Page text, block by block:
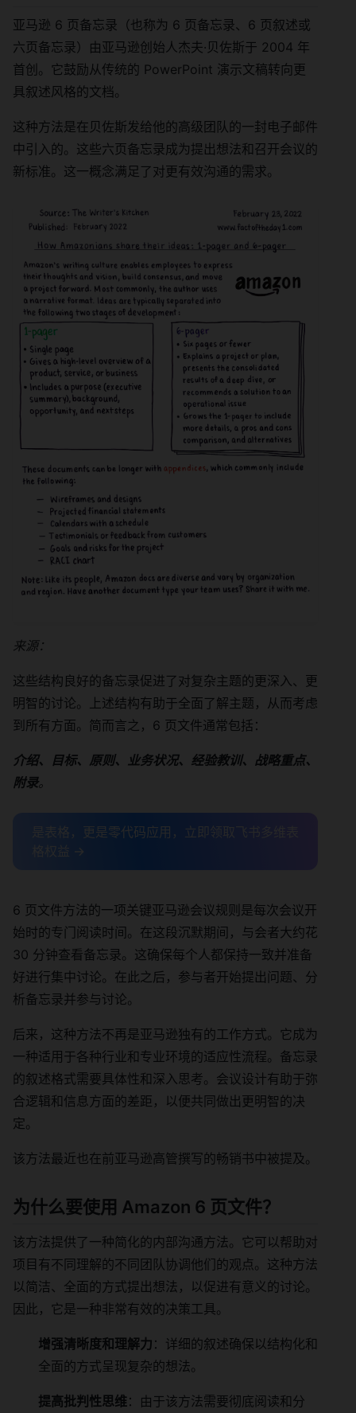
亚马逊 6 页备忘录（也称为 6 页备忘录、6 页叙述或
六页备忘录）由亚马逊创始人杰夫·贝佐斯于 2004 年
首创。它鼓励从传统的 PowerPoint 演示文稿转向更
具叙述风格的文档。
这种方法是在贝佐斯发给他的高级团队的一封电子邮件
中引入的。这些六页备忘录成为提出想法和召开会议的
新标准。这一概念满足了对更有效沟通的需求。
来源：
这些结构良好的备忘录促进了对复杂主题的更深入、更
明智的讨论。上述结构有助于全面了解主题，从而考虑
到所有方面。简而言之，6 页文件通常包括：
介绍、目标、原则、业务状况、经验教训、战略重点、
附录。
是表格，更是零代码应用，立即领取飞书多维表
格权益 →
6 页文件方法的一项关键亚马逊会议规则是每次会议开
始时的专门阅读时间。在这段沉默期间，与会者大约花
30 分钟查看备忘录。这确保每个人都保持一致并准备
好进行集中讨论。在此之后，参与者开始提出问题、分
析备忘录并参与讨论。
后来，这种方法不再是亚马逊独有的工作方式。它成为
一种适用于各种行业和专业环境的适应性流程。备忘录
的叙述格式需要具体性和深入思考。会议设计有助于弥
合逻辑和信息方面的差距，以便共同做出更明智的决
定。
该方法最近也在前亚马逊高管撰写的畅销书中被提及。
为什么要使用 Amazon 6 页文件？
该方法提供了一种简化的内部沟通方法。它可以帮助对
项目有不同理解的不同团队协调他们的观点。这种方法
以简洁、全面的方式提出想法，以促进有意义的讨论。
因此，它是一种非常有效的决策工具。
增强清晰度和理解力 ：详细的叙述确保以结构化和
全面的方式呈现复杂的想法。
提高批判性思维：由于该方法需要彻底阅读和分